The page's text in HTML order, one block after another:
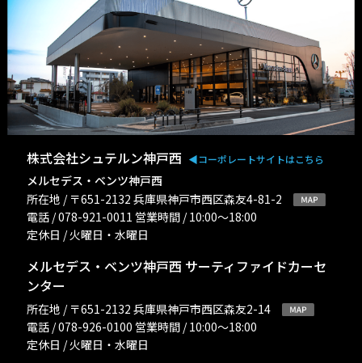
株式会社シュテルン神戸西 ◀︎コーポレートサイトはこちら
メルセデス・ベンツ神戸西
所在地 / 〒651-2132 兵庫県神戸市西区森友4-81-2
電話 / 078-921-0011 営業時間 / 10:00〜18:00
定休日 / 火曜日・水曜日
メルセデス・ベンツ神戸西 サーティファイドカーセ
ンター
所在地 / 〒651-2132 兵庫県神戸市西区森友2-14
電話 / 078-926-0100 営業時間 / 10:00〜18:00
定休日 / 火曜日・水曜日